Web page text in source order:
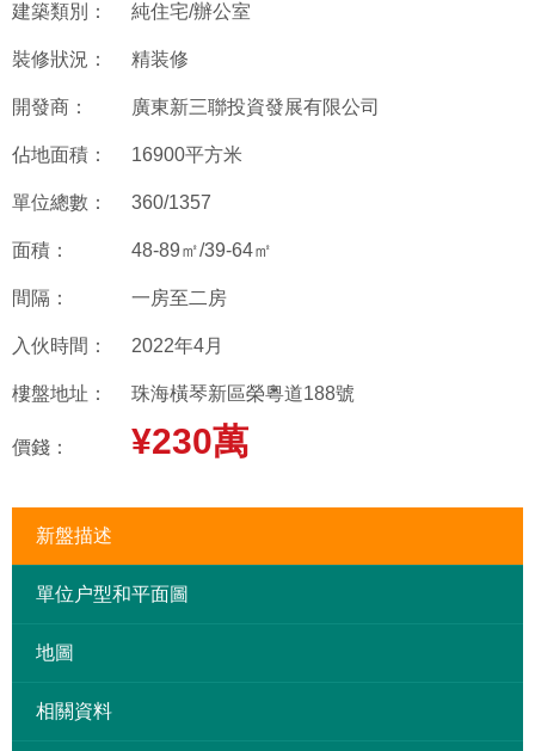
建築類別： 純住宅/辦公室
裝修狀況： 精装修
開發商： 廣東新三聯投資發展有限公司
佔地面積： 16900平方米
單位總數： 360/1357
面積： 48-89㎡/39-64㎡
間隔： 一房至二房
入伙時間： 2022年4月
樓盤地址： 珠海橫琴新區榮粵道188號
價錢： ¥230萬
新盤描述
單位户型和平面圖
地圖
相關資料